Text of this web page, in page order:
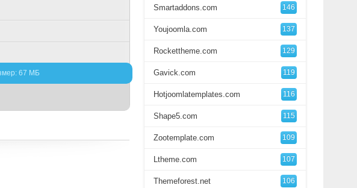
67 МБ
Smartaddons.com 146
Youjoomla.com 137
Rockettheme.com 129
Gavick.com 119
Hotjoomlatemplates.com 116
Shape5.com 115
Zootemplate.com 109
Ltheme.com 107
Themeforest.net 106